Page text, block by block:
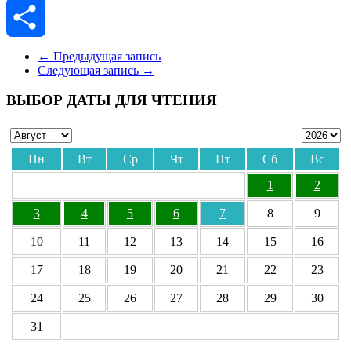
Skype
Отправить
← Предыдущая запись
Следующая запись →
ВЫБОР ДАТЫ ДЛЯ ЧТЕНИЯ
Пн Вт Ср Чт Пт Сб
Вс
1
2
3 4 5 6 7 8 9
10 11 12 13 14 15 16
17 18 19 20 21 22 23
24 25 26 27 28 29 30
31